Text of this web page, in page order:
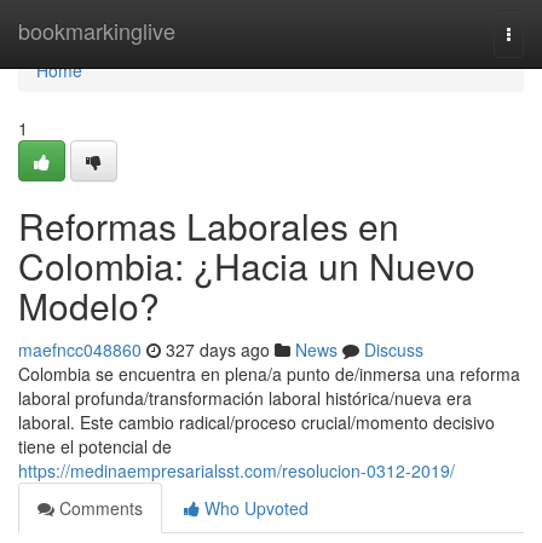
bookmarkinglive
Home
Home
1
Reformas Laborales en
Colombia: ¿Hacia un Nuevo
Modelo?
maefncc048860 327 days ago News
Discuss
Colombia se encuentra en plena/a punto de/inmersa una reforma
laboral profunda/transformación laboral histórica/nueva era
laboral. Este cambio radical/proceso crucial/momento decisivo
tiene el potencial de
https://medinaempresarialsst.com/resolucion-0312-2019/
Comments
Who Upvoted